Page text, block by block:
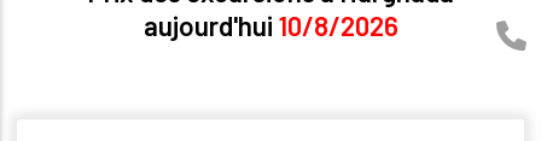
aujourd'hui 10/8/2026